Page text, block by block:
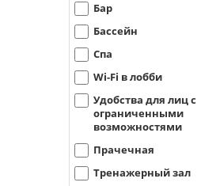
Бар
Бассейн
Спа
Wi-Fi в лобби
Удобства для лиц с
ограниченными
возможностями
Прачечная
Тренажерный зал